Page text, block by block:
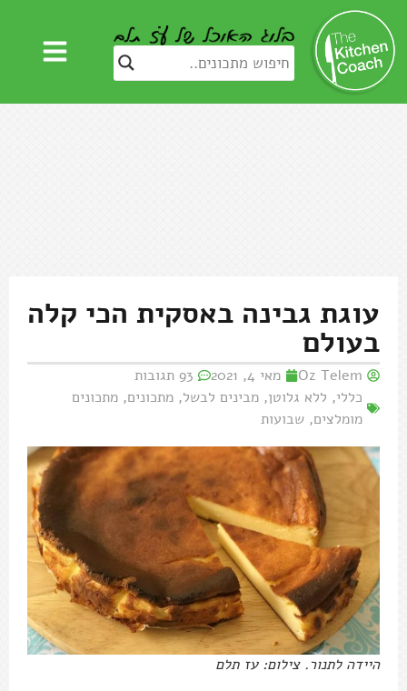
עוגת גבינה באסקית הכי קלה
בעולם
Oz Telem מאי 4, 2021
93 תגובות
כללי, ללא גלוטן, מבינים לבשל, מתכונים, מתכונים
מומלצים, שבועות
היידה לתנור. צילום: עז תלם